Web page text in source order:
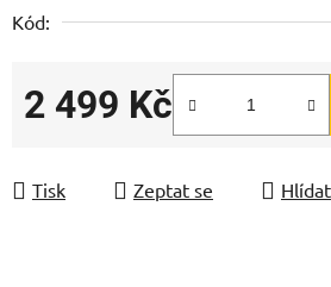
Kód:
2 499 Kč
Tisk Zeptat se Hlídat